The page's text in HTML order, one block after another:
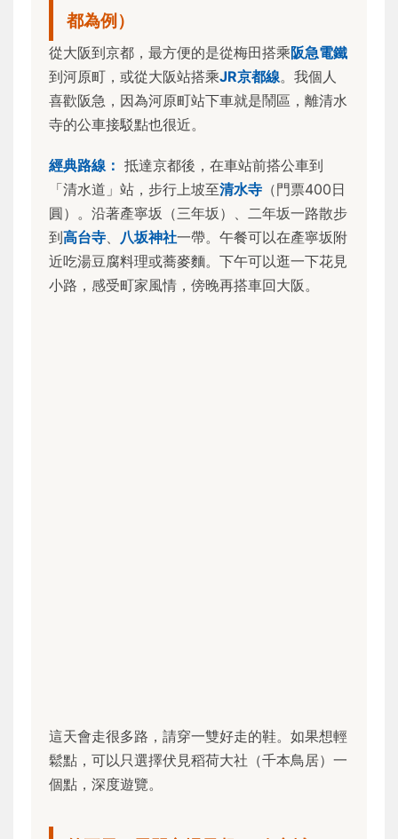
都為例）
從大阪到京都，最方便的是從梅田搭乘阪急電鐵
到河原町，或從大阪站搭乘JR京都線。我個人
喜歡阪急，因為河原町站下車就是鬧區，離清水
寺的公車接駁點也很近。
經典路線： 抵達京都後，在車站前搭公車到
「清水道」站，步行上坡至清水寺 （門票400日
圓）。沿著產寧坂（三年坂）、二年坂一路散步
到高台寺、 八坂神社一帶。午餐可以在產寧坂附
近吃湯豆腐料理或蕎麥麵。下午可以逛一下花見
小路，感受町家風情，傍晚再搭車回大阪。
這天會走很多路，請穿一雙好走的鞋。如果想輕
鬆點，可以只選擇伏見稻荷大社（千本鳥居）一
個點，深度遊覽。